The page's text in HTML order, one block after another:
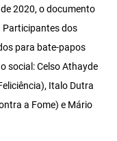
2020, o documento
Participantes dos
para bate-papos
social: Celso Athayde
Italo Dutra
a Fome) e Mário